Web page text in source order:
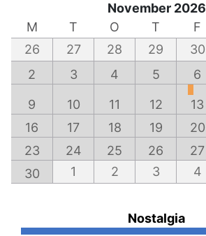
November 2026
M
T O T F
26
27 28 29 30
2
3 4 5 6
9 10 11 12 13
16
17 18 19 20
23
24 25 26 27
30
1 2 3 4
Nostalgia